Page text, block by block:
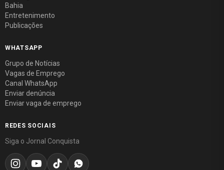
Bahia
Entretenimento
Publicações
WHATSAPP
Grupo de Notícias
Vagas de Emprego
Canal WhatsApp
Enviar denúncia
Enviar vaga de emprego
REDES SOCIAIS
Siga o Jornal Conquista